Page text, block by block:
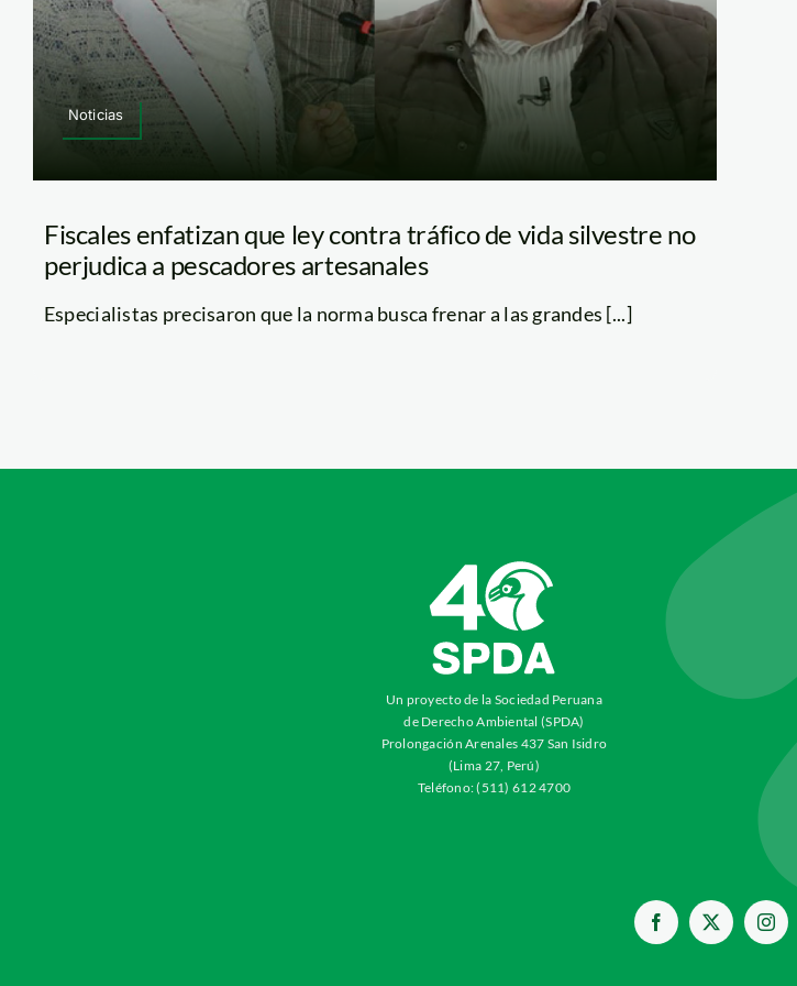
Noticias
Fiscales enfatizan que ley contra tráfico de vida silvestre no
perjudica a pescadores artesanales
Especialistas precisaron que la norma busca frenar a las grandes [...]
Un proyecto de la Sociedad Peruana
de Derecho Ambiental (SPDA)
Prolongación Arenales 437 San Isidro
(Lima 27, Perú)
Teléfono: (511) 612 4700